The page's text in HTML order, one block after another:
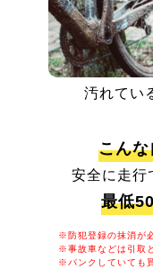
汚れてい
こん
安全に走行
最低
※防犯登録の抹消が
※事故車などは引取
※パンクしていても